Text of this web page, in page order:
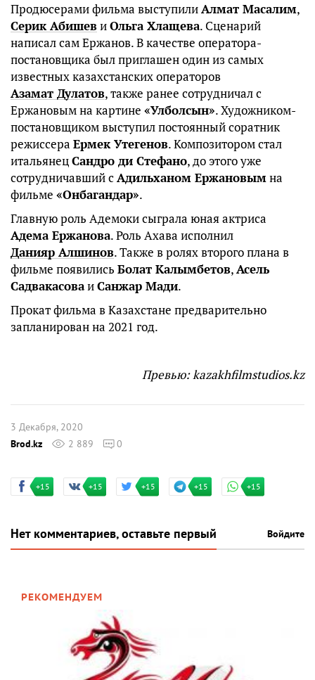
Продюсерами фильма выступилиАлмат Масалим,
Серик АбишевиОльга Хлащева. Сценарий
написал сам Ержанов. В качестве оператора-
постановщика был приглашен один из самых
известных казахстанских операторов
Азамат Дулатов, также ранее сотрудничал с
Ержановым на картине «Улболсын». Художником-
постановщиком выступил постоянный соратник
режиссера Ермек Утегенов. Композитором стал
итальянецСандро ди Стефано, до этого уже
сотрудничавший сАдильханом Ержановымна
фильме «Онбагандар».
Главную роль Адемоки сыграла юная актриса
Адема Ержанова. Роль Ахава исполнил
Данияр Алшинов. Также в ролях второго плана в
фильме появились Болат Калымбетов,Асель
СадвакасоваиСанжар Мади.
Прокат фильма в Казахстане предварительно
запланирован на 2021 год.
Превью: kazakhfilmstudios.kz
3 Декабря, 2020
Brod.kz
2 889 0
+15 +15 +15 +15 +15
Нет комментариев, оставьте первый Войдите
РЕКОМЕНДУЕМ